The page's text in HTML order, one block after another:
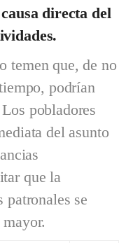
directa del
temen que, de no
podrían
pobladores
del asunto
que la
patronales se